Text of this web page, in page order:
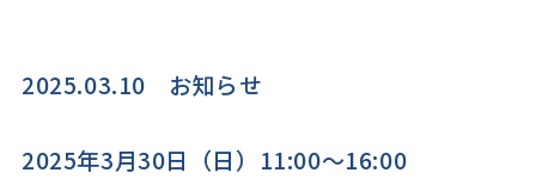
2025.03.10 お知らせ
2025年3月30日（日）11:00～16:00